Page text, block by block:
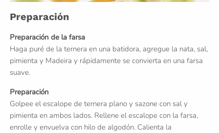
Preparación
Preparación de la farsa
Haga puré de la ternera en una batidora, agregue la nata, sal,
pimienta y Madeira y rápidamente se convierta en una farsa
suave.
Preparación
Golpee el escalope de ternera plano y sazone con sal y
pimienta en ambos lados. Rellene el escalope con la farsa,
enrolle y envuelva con hilo de algodón. Calienta la